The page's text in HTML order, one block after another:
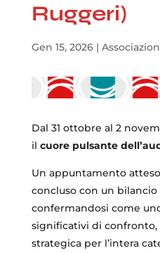
Ruggeri)
Gen 15, 2026|
Dal 31 ottobre al 2
il cuore pulsante
Un appuntamento
concluso con un
confermandosi come
significativi di confronto,
strategica per l’intera